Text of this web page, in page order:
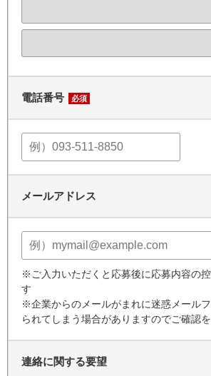
電話番号 必須
メールアドレス
※ご入力いただくと応募後に応募内容の
す
※企業からのメールがまれに迷惑メール
られてしまう場合がありますのでご確認
連絡に関する要望